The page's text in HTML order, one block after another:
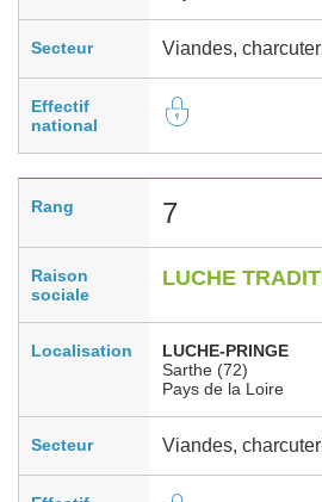
Secteur Viandes,
Effectif
national
Rang 7
Raison
sociale
LUCHE
Localisation
LUCHE-PRINGE
Sarthe (72)
Pays de la Loire
Secteur Viandes,